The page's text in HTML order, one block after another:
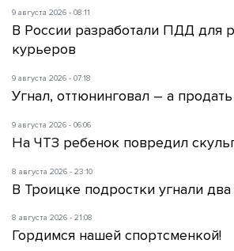
9 августа 2026 - 08:11
В России разработали ПДД для
курьеров
9 августа 2026 - 07:18
Угнал, оттюнинговал – а
9 августа 2026 - 06:06
На ЧТЗ ребенок повредил
8 августа 2026 - 23:10
В Троицке подростки угнали
8 августа 2026 - 21:08
Гордимся нашей спортсменкой!